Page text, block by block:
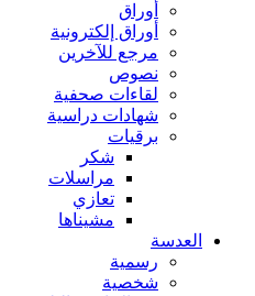
أوراق
أوراق إلكترونية
مرجع للآخرين
نصوص
لقاءات صحفية
شهادات دراسية
برقيات
شكر
مراسلات
تعازي
مشيناها
العدسة
رسمية
شخصية